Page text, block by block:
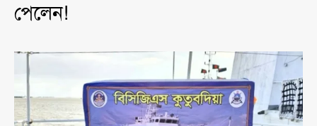
পেলেন!